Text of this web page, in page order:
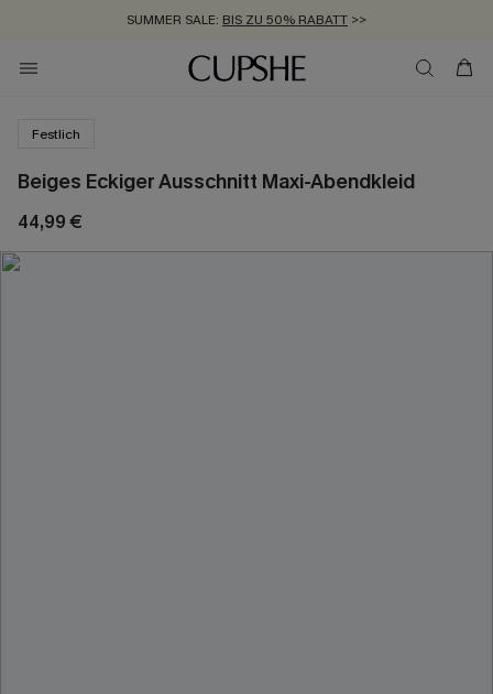
SUMMER SALE: BIS ZU 50% RABATT >>
ZUM NEWSLETTER:BIS ZU -20% EXTRA ERHALTEN
KOSTENLOSER VERSAND AB 89 €
Festlich
Beiges Eckiger Ausschnitt Maxi-Abendkleid
44,99 €